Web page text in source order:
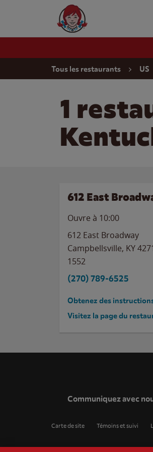
Wendy's Website Home
Return to NavTous les restaurants US
1
612 East
Ouvre à 10:00
612 East Broadway
Campbellsville, KY
1552
(270) 789-6525
Obtenez des
Visitez la page du
Communiquez avec
Carte de site Témoins et suivi